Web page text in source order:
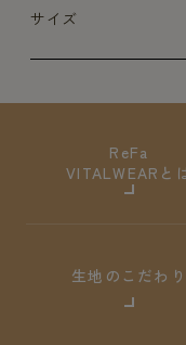
サイズ
ReFa
VITALWEARと
生地のこだわり